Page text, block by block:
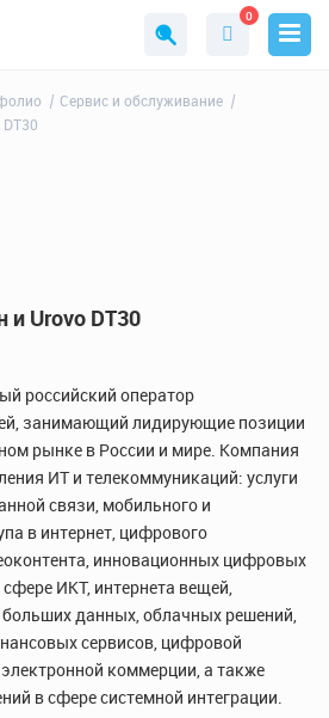
0
Сервис и обслуживание
Urovo DT30
российский оператор
занимающий лидирующие позиции
рынке в России и мире. Компания
ИТ и телекоммуникаций: услуги
связи, мобильного и
в интернет, цифрового
инновационных цифровых
ИКТ, интернета вещей,
данных, облачных решений,
сервисов, цифровой
коммерции, а также
в сфере системной интеграции.